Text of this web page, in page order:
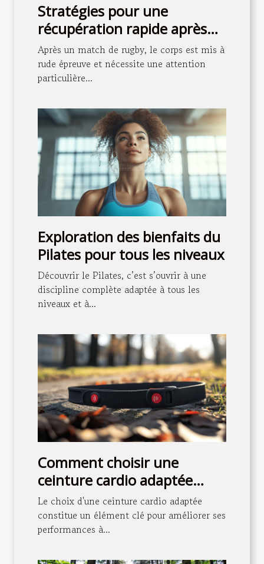
Stratégies pour une
récupération rapide après
un match de rugby
Après un match de rugby, le corps est mis à
rude épreuve et nécessite une attention
particulière...
Exploration des bienfaits du
Pilates pour tous les niveaux
Découvrir le Pilates, c’est s’ouvrir à une
discipline complète adaptée à tous les
niveaux et à...
Comment choisir une
ceinture cardio adaptée
pour le cyclisme
Le choix d'une ceinture cardio adaptée
constitue un élément clé pour améliorer ses
performances à...